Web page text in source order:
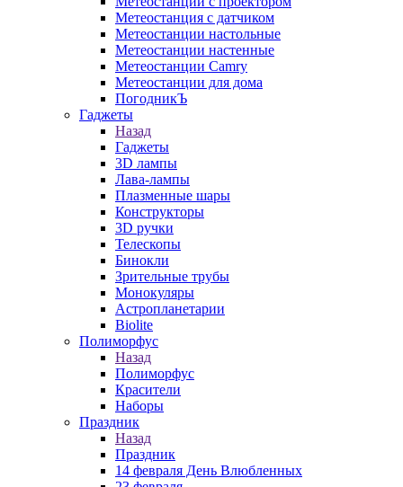
Метеостанция с датчиком
Метеостанции настольные
Метеостанции настенные
Метеостанции Camry
Метеостанции для дома
ПогодникЪ
Гаджеты
Назад
Гаджеты
3D лампы
Лава-лампы
Плазменные шары
Конструкторы
3D ручки
Телескопы
Бинокли
Зрительные трубы
Монокуляры
Астропланетарии
Biolite
Полиморфус
Назад
Полиморфус
Красители
Наборы
Праздник
Назад
Праздник
14 февраля День Влюбленных